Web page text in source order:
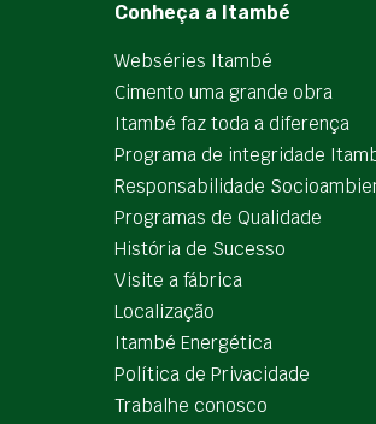
Conheça a Itambé
Webséries Itambé
Cimento uma grande obra
Itambé faz toda a diferença
Programa de integridade
Responsabilidade
Programas de Qualidade
História de Sucesso
Visite a fábrica
Localização
Itambé Energética
Política de Privacidade
Trabalhe conosco